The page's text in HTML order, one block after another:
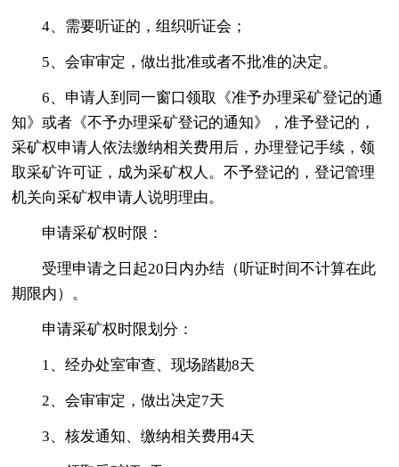
4、需要听证的，组织听证会；
5、会审审定，做出批准或者不批准的决定。
6、申请人到同一窗口领取《准予办理采矿登记的通
知》或者《不予办理采矿登记的通知》，准予登记的，
采矿权申请人依法缴纳相关费用后，办理登记手续，领
取采矿许可证，成为采矿权人。不予登记的，登记管理
机关向采矿权申请人说明理由。
申请采矿权时限：
受理申请之日起20日内办结（听证时间不计算在此
期限内）。
申请采矿权时限划分：
1、经办处室审查、现场踏勘8天
2、会审审定，做出决定7天
3、核发通知、缴纳相关费用4天